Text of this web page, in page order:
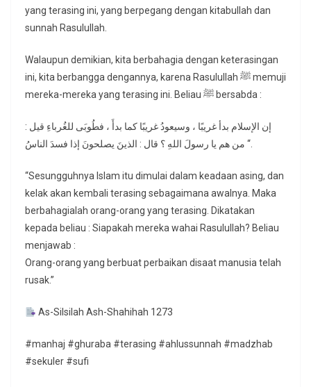
yang terasing ini, yang berpegang dengan kitabullah dan
sunnah Rasulullah.
Walaupun demikian, kita berbahagia dengan keterasingan
ini, kita berbangga dengannya, karena Rasulullah ﷺ memuji
mereka-mereka yang terasing ini. Beliau ﷺ bersabda :
إن الإسلام بدأ غريبًا ، وسيعودُ غريبًا كما بدأَ ، فطُوبَى للغُرباءِ قيل :
من هم يا رسولَ اللهِ ؟ قال : الذينَ يصلحونَ إذا فسدَ الناسُ “.
“Sesungguhnya Islam itu dimulai dalam keadaan asing, dan
kelak akan kembali terasing sebagaimana awalnya. Maka
berbahagialah orang-orang yang terasing. Dikatakan
kepada beliau : Siapakah mereka wahai Rasulullah? Beliau
menjawab :
Orang-orang yang berbuat perbaikan disaat manusia telah
rusak.”
As-Silsilah Ash-Shahihah 1273
#manhaj #ghuraba #terasing #ahlussunnah #madzhab
#sekuler #sufi